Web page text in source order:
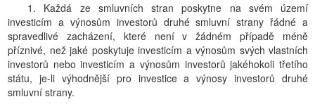
1. Každá ze smluvních stran poskytne na svém území
investicím a výnosům investorů druhé smluvní strany řádné a
spravedlivé zacházení, které není v žádném případě méně
příznivé, než jaké poskytuje investicím a výnosům svých vlastních
investorů nebo investicím a výnosům investorů jakéhokoli třetího
státu, je-li výhodnější pro investice a výnosy investorů druhé
smluvní strany.